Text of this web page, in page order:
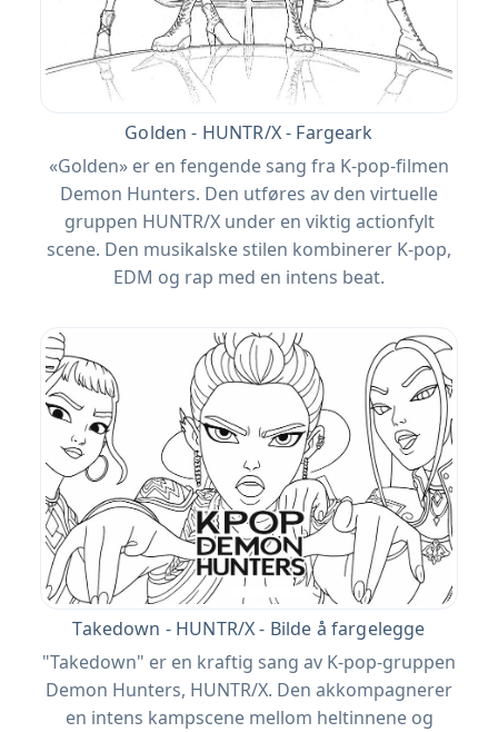
Golden - HUNTR/X - Fargeark
«Golden» er en fengende sang fra K-pop-filmen
Demon Hunters. Den utføres av den virtuelle
gruppen HUNTR/X under en viktig actionfylt
scene. Den musikalske stilen kombinerer K-pop,
EDM og rap med en intens beat.
Takedown - HUNTR/X - Bilde å fargelegge
"Takedown" er en kraftig sang av K-pop-gruppen
Demon Hunters, HUNTR/X. Den akkompagnerer
en intens kampscene mellom heltinnene og